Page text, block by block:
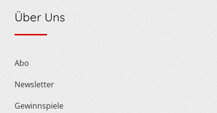
Über Uns
Abo
Newsletter
Gewinnspiele